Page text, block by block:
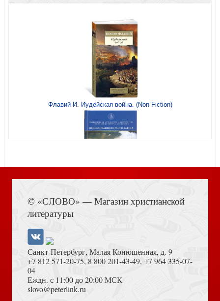
Свифт Д. Путешествия Гулливера.
Свифт Д. Гулливер в стране лилипутов. (Азбука)
Свифт Д. Путешествия Лемюэля Гулливера. (Азбука)
Рембо А. Пьяный корабль (Эксклюзивная классика)
Источник живой воды: Жизнеописание святого
праведного отца Иоанна Кронштадтского
Флавий И. Иудейская война. (Non Fiction)
Толкование на Апокалипсис (Тихоний Африканский)
© «СЛОВО» — Магазин христианской
литературы
Санкт-Петербург, Малая Конюшенная, д. 9
+7 812 571-20-75, 8 800 201-43-49, +7 964 335-07-
04
Еждн. с 11:00 до 20:00 МСК
slovo@peterlink.ru